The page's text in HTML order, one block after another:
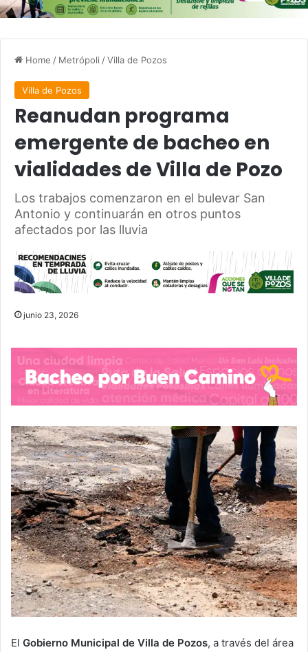
Home / Metrópoli /Villa de Pozos
Villa de Pozos
Reanudan programa
emergente de bacheo en
vialidades de Villa de Pozo
Los trabajos comenzaron en el bulevar San
Antonio y continuarán en otros puntos
afectados por las lluvia
junio 23, 2026
El Gobierno Municipal de Villa de Pozos, a través del área